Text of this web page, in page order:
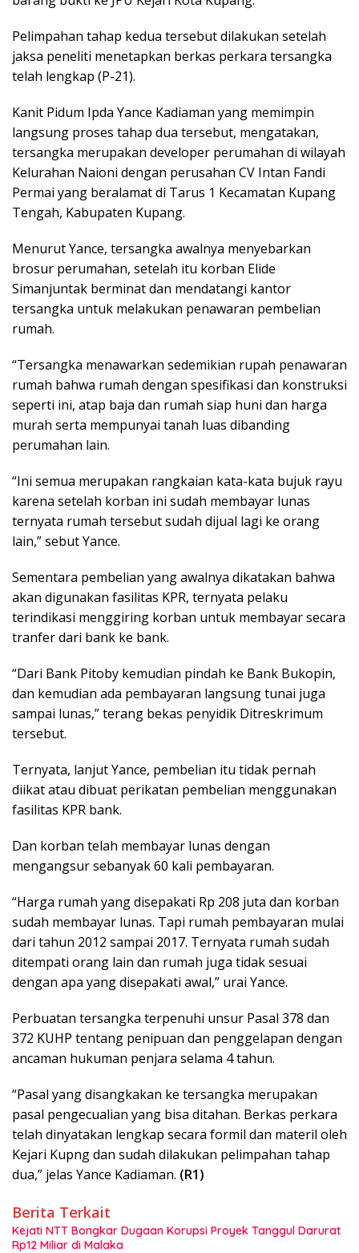
Pelimpahan tahap kedua tersebut dilakukan setelah
jaksa peneliti menetapkan berkas perkara tersangka
telah lengkap (P-21).
Kanit Pidum Ipda Yance Kadiaman yang memimpin
langsung proses tahap dua tersebut, mengatakan,
tersangka merupakan developer perumahan di wilayah
Kelurahan Naioni dengan perusahan CV Intan Fandi
Permai yang beralamat di Tarus 1 Kecamatan Kupang
Tengah, Kabupaten Kupang.
Menurut Yance, tersangka awalnya menyebarkan
brosur perumahan, setelah itu korban Elide
Simanjuntak berminat dan mendatangi kantor
tersangka untuk melakukan penawaran pembelian
rumah.
“Tersangka menawarkan sedemikian rupah penawaran
rumah bahwa rumah dengan spesifikasi dan konstruksi
seperti ini, atap baja dan rumah siap huni dan harga
murah serta mempunyai tanah luas dibanding
perumahan lain.
“Ini semua merupakan rangkaian kata-kata bujuk rayu
karena setelah korban ini sudah membayar lunas
ternyata rumah tersebut sudah dijual lagi ke orang
lain,” sebut Yance.
Sementara pembelian yang awalnya dikatakan bahwa
akan digunakan fasilitas KPR, ternyata pelaku
terindikasi menggiring korban untuk membayar secara
tranfer dari bank ke bank.
“Dari Bank Pitoby kemudian pindah ke Bank Bukopin,
dan kemudian ada pembayaran langsung tunai juga
sampai lunas,” terang bekas penyidik Ditreskrimum
tersebut.
Ternyata, lanjut Yance, pembelian itu tidak pernah
diikat atau dibuat perikatan pembelian menggunakan
fasilitas KPR bank.
Dan korban telah membayar lunas dengan
mengangsur sebanyak 60 kali pembayaran.
“Harga rumah yang disepakati Rp 208 juta dan korban
sudah membayar lunas. Tapi rumah pembayaran mulai
dari tahun 2012 sampai 2017. Ternyata rumah sudah
ditempati orang lain dan rumah juga tidak sesuai
dengan apa yang disepakati awal,” urai Yance.
Perbuatan tersangka terpenuhi unsur Pasal 378 dan
372 KUHP tentang penipuan dan penggelapan dengan
ancaman hukuman penjara selama 4 tahun.
“Pasal yang disangkakan ke tersangka merupakan
pasal pengecualian yang bisa ditahan. Berkas perkara
telah dinyatakan lengkap secara formil dan materil oleh
Kejari Kupng dan sudah dilakukan pelimpahan tahap
dua,” jelas Yance Kadiaman. (R1)
Berita Terkait
Kejati NTT Bongkar Dugaan Korupsi Proyek Tanggul Darurat
Rp12 Miliar di Malaka